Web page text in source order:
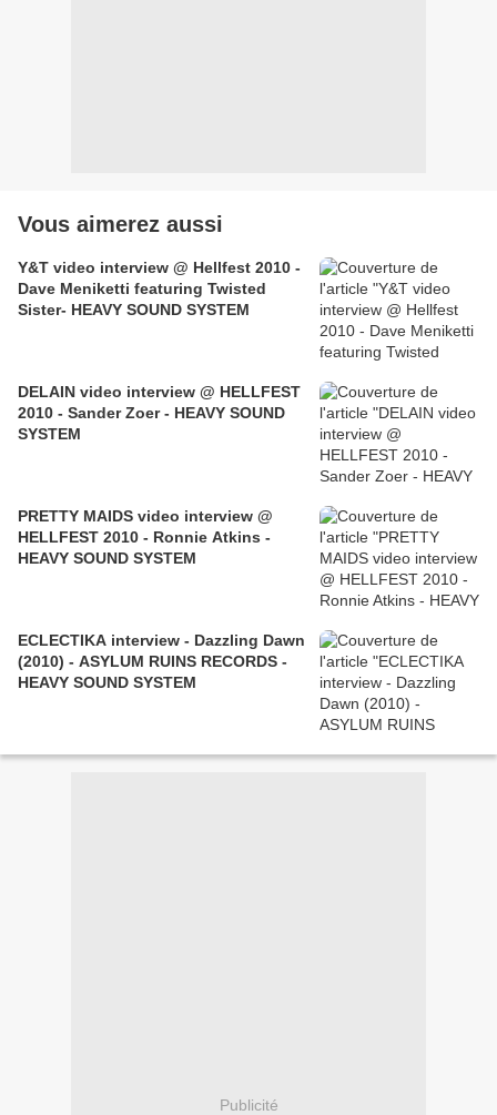
Vous aimerez aussi
Y&T video interview @ Hellfest 2010 -
Dave Meniketti featuring Twisted
Sister- HEAVY SOUND SYSTEM
DELAIN video interview @ HELLFEST
2010 - Sander Zoer - HEAVY SOUND
SYSTEM
PRETTY MAIDS video interview @
HELLFEST 2010 - Ronnie Atkins -
HEAVY SOUND SYSTEM
ECLECTIKA interview - Dazzling Dawn
(2010) - ASYLUM RUINS RECORDS -
HEAVY SOUND SYSTEM
Publicité